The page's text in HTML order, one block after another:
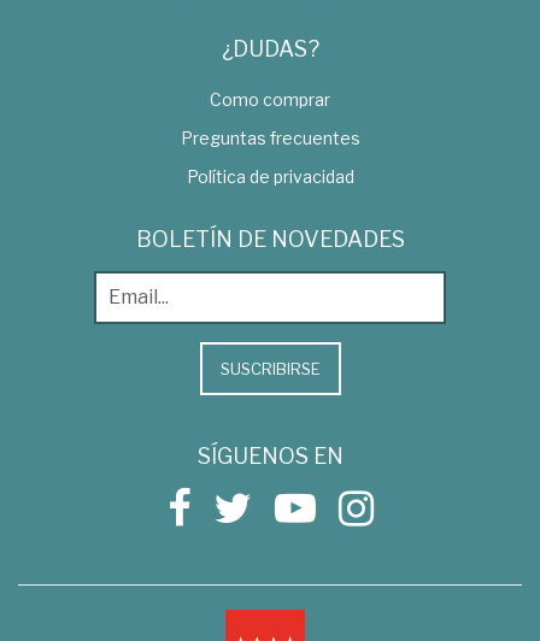
¿DUDAS?
Como comprar
Preguntas frecuentes
Política de privacidad
BOLETÍN DE NOVEDADES
SUSCRIBIRSE
SÍGUENOS EN